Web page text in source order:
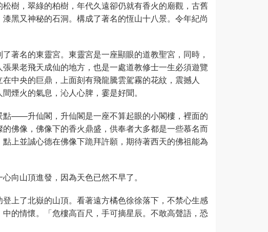
樹，翠綠的柏樹，年代久遠卻仍就有香火的廟觀，古舊
黑又神秘的石洞。構成了著名的恆山十八景。令年紀尚
著名的東靈宮。東靈宮是一座顯眼的道教聖宮，同時，
果老飛天成仙的地方，也是一處道教修士一生必須遊覽
中央的巨鼎，上面刻有飛龍騰雲駕霧的花紋，震撼人
煙火的氣息，沁人心脾，霎是好聞。
點——升仙閣，升仙閣是一座不算起眼的小閣樓，裡面的
佛像，佛像下的香火鼎盛，供奉者大多都是一些慕名而
上並誠心德在佛像下跪拜許願，期待著西天的佛祖能為
向山頂進發，因為天色已然不早了。
上了北嶽的山頂。看著遠方橘色徐徐落下，不禁心生感
的情懷。「危樓高百尺，手可摘星辰。不敢高聲語，恐